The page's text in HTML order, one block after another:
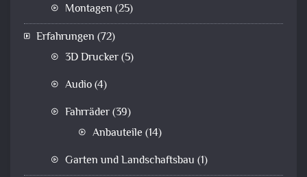
Montagen (25)
Erfahrungen (72)
3D Drucker(5)
Audio(4)
Fahrräder(39)
Anbauteile (14)
Garten und Landschaftsbau (1)